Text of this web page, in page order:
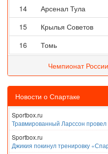
14
Арсенал Тула
15
Крылья Советов
16
Томь
Чемпионат
Новости о Спартаке
Sportbox.ru
Травмированный Ларссон
Sportbox.ru
Джикия покинул тренировку